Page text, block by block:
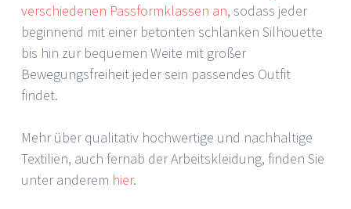
verschiedenen Passformklassen an, sodass jeder
beginnend mit einer betonten schlanken Silhouette
bis hin zur bequemen Weite mit großer
Bewegungsfreiheit jeder sein passendes Outfit
findet.
Mehr über qualitativ hochwertige und nachhaltige
Textilien, auch fernab der Arbeitskleidung, finden Sie
unter anderem hier.